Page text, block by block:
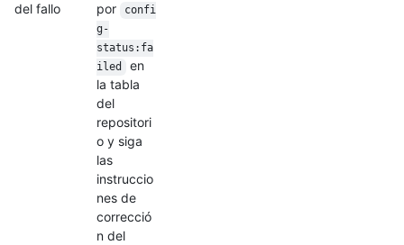
del fallo
por
confi
g-
status:fa
iled
en
la tabla
del
repositori
o y siga
las
instruccio
nes de
correcció
n del